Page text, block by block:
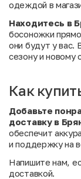
одеждой в
Находитесь в
босоножки
они будут у вас.
сезону и новому
Как
Добавьте
доставку в
обеспечит
и поддержку на
Напишите нам,
доставкой.